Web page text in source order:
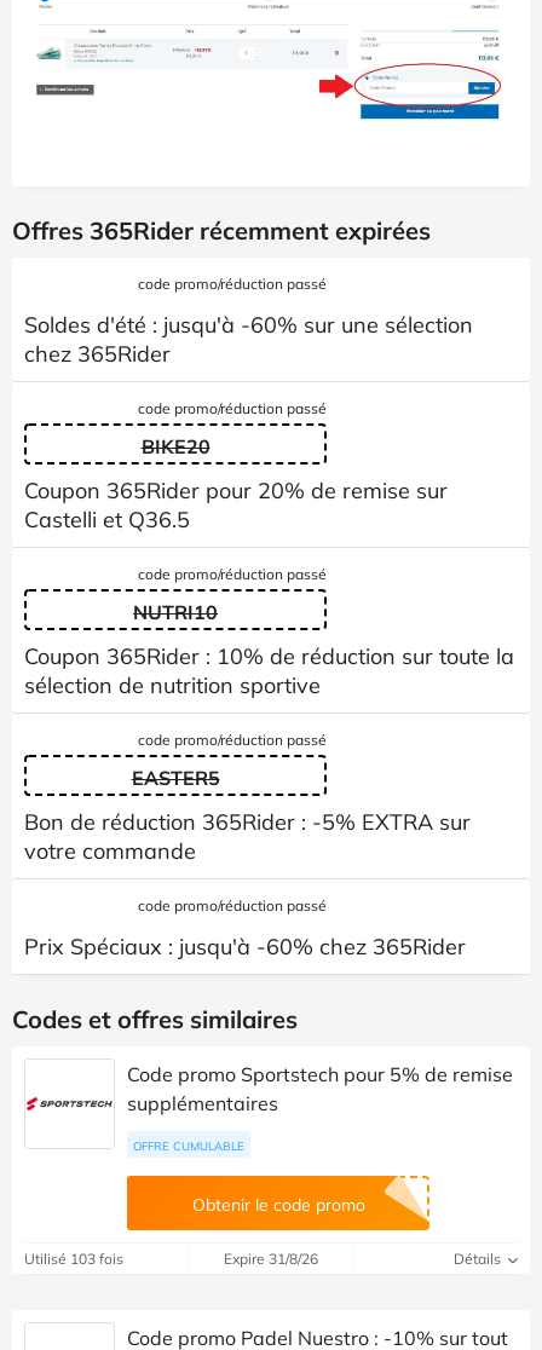
Offres 365Rider récemment expirées
code promo/réduction passé
Soldes d'été : jusqu'à -60% sur une sélection
chez 365Rider
code promo/réduction passé
BIKE20
Coupon 365Rider pour 20% de remise sur
Castelli et Q36.5
code promo/réduction passé
NUTRI10
Coupon 365Rider : 10% de réduction sur toute la
sélection de nutrition sportive
code promo/réduction passé
EASTER5
Bon de réduction 365Rider : -5% EXTRA sur
votre commande
code promo/réduction passé
Prix Spéciaux : jusqu'à -60% chez 365Rider
Codes et offres similaires
Code promo Sportstech pour 5% de remise
supplémentaires
OFFRE CUMULABLE
Obtenir le code promo
Utilisé 103 fois Expire 31/8/26 Détails
Code promo Padel Nuestro : -10% sur tout